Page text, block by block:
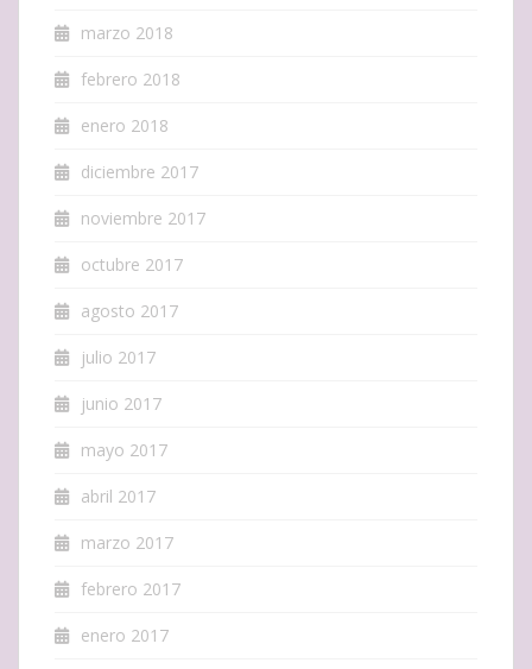
marzo 2018
febrero 2018
enero 2018
diciembre 2017
noviembre 2017
octubre 2017
agosto 2017
julio 2017
junio 2017
mayo 2017
abril 2017
marzo 2017
febrero 2017
enero 2017